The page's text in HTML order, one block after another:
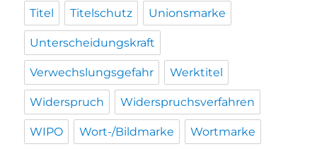
Titel Titelschutz Unionsmarke
Unterscheidungskraft
Verwechslungsgefahr Werktitel
Widerspruch Widerspruchsverfahren
WIPO Wort-/Bildmarke Wortmarke